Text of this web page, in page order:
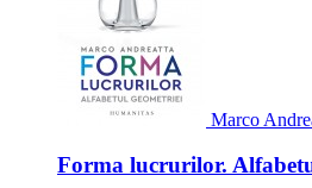
Marco
Forma lucrurilor.